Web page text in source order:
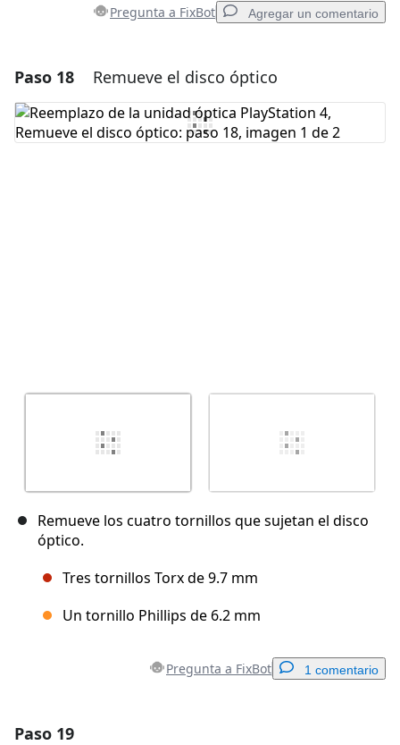
Pregunta a FixBot Agregar un comentario
Agregar un comentario
Agregar Comentario
Paso 18 Remueve el disco óptico
Remueve los cuatro tornillos que sujetan el disco
óptico.
Tres tornillos Torx de 9.7 mm
Un tornillo Phillips de 6.2 mm
Pregunta a FixBot 1 comentario
Paso 19